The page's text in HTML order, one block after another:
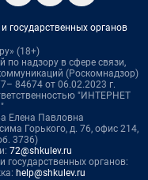
государственных органов
(18+)
по надзору в сфере связи,
(Роскомнадзор)
84674 от 06.02.2023 г.
"ИНТЕРНЕТ
Елена Павловна
Горького, д. 76, офис 214,
3736)
72@shkulev.ru
государственных органов:
help@shkulev.ru